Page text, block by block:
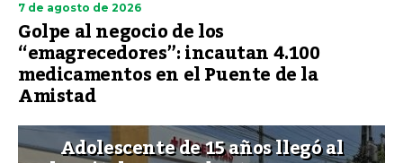
7 de agosto de 2026
Golpe al negocio de los
“emagrecedores”: incautan 4.100
medicamentos en el Puente de la
Amistad
Adolescente de 15 años llegó al